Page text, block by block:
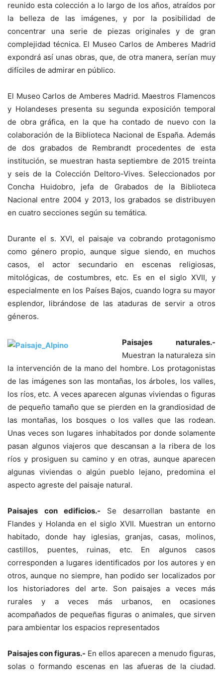
reunido esta colección a lo largo de los años, atraídos por
la belleza de las imágenes, y por la posibilidad de
concentrar una serie de piezas originales y de gran
complejidad técnica. El Museo Carlos de Amberes Madrid
expondrá así unas obras, que, de otra manera, serían muy
difíciles de admirar en público.
El Museo Carlos de Amberes Madrid. Maestros Flamencos
y Holandeses presenta su segunda exposición temporal
de obra gráfica, en la que ha contado de nuevo con la
colaboración de la Biblioteca Nacional de España. Además
de dos grabados de Rembrandt procedentes de esta
institución, se muestran hasta septiembre de 2015 treinta
y seis de la Colección Deltoro-Vives. Seleccionados por
Concha Huidobro, jefa de Grabados de la Biblioteca
Nacional entre 2004 y 2013, los grabados se distribuyen
en cuatro secciones según su temática.
Durante el s. XVI, el paisaje va cobrando protagonismo
como género propio, aunque sigue siendo, en muchos
casos, el actor secundario en escenas religiosas,
mitológicas, de costumbres, etc. Es en el siglo XVII, y
especialmente en los Países Bajos, cuando logra su mayor
esplendor, librándose de las ataduras de servir a otros
géneros.
Paisajes naturales.-
Muestran la naturaleza sin
la intervención de la mano del hombre. Los protagonistas
de las imágenes son las montañas, los árboles, los valles,
los ríos, etc. A veces aparecen algunas viviendas o figuras
de pequeño tamaño que se pierden en la grandiosidad de
las montañas, los bosques o los valles que las rodean.
Unas veces son lugares inhabitados por donde solamente
pasan algunos viajeros que descansan a la ribera de los
ríos y prosiguen su camino y en otras, aunque aparecen
algunas viviendas o algún pueblo lejano, predomina el
aspecto agreste del paisaje natural.
Paisajes con edificios.- Se desarrollan bastante en
Flandes y Holanda en el siglo XVII. Muestran un entorno
habitado, donde hay iglesias, granjas, casas, molinos,
castillos, puentes, ruinas, etc. En algunos casos
corresponden a lugares identificados por los autores y en
otros, aunque no siempre, han podido ser localizados por
los historiadores del arte. Son paisajes a veces más
rurales y a veces más urbanos, en ocasiones
acompañados de pequeñas figuras o animales, que sirven
para ambientar los espacios representados
Paisajes con figuras.- En ellos aparecen a menudo figuras,
solas o formando escenas en las afueras de la ciudad.